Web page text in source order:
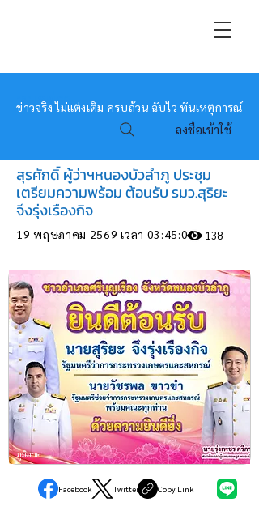
หมอข่าว
ข่าวจริง ไม่แต่งเติม ครบถ้วน ฉับไว ทันเหตุการณ์
ลงชื่อเข้าใช้
สุรศักดิ์ ผู้ว่าฯหนองบัวลำภู ประชุม
เตรียมความพร้อม ต้อนรับ รมว.สุริยะ
จึงรุ่งเรืองกิจ
19 พฤษภาคม 2569 เวลา 03:45:00 138
ภูมิภาค
Facebook Twitter Copy Link